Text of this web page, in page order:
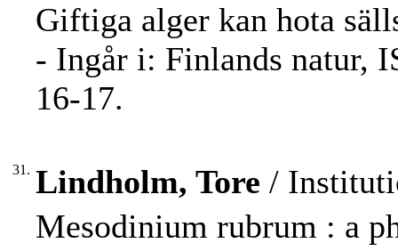
Giftiga alger kan hota
- Ingår i: Finlands natur,
16-17.
31. Lindholm, Tore /
Mesodinium rubrum : a